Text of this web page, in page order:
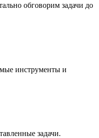
обговорим задачи до
инструменты и
задачи.